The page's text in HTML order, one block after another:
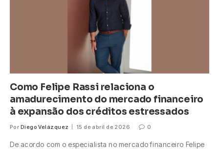
Como Felipe Rassi relaciona o
amadurecimento do mercado financeiro
à expansão dos créditos estressados
Por Diego Velázquez 15 de abril de 2026 0
De acordo com o especialista no mercado financeiro Felipe